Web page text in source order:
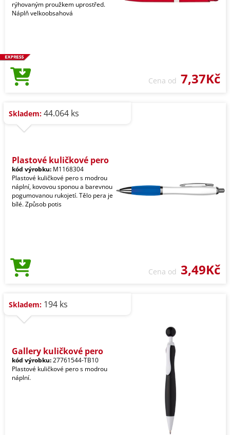
rýhovaným proužkem uprostřed.
Náplň velkoobsahová
Cena od 7,37Kč
Skladem: 44.064 ks
Plastové kuličkové pero
kód výrobku: M1168304
Plastové kuličkové pero s modrou
náplní, kovovou sponou a barevnou
pogumovanou rukojetí. Tělo pera je
bílé. Způsob potis
Cena od 3,49Kč
Skladem: 194 ks
Gallery kuličkové pero
kód výrobku:27761544-TB10
Plastové kuličkové pero s modrou
náplní.